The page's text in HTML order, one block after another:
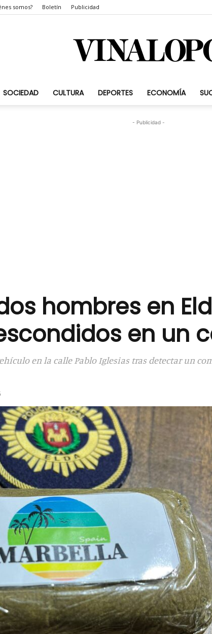
somos? Boletín Publicidad
Vinalopó.com
SOCIEDAD CULTURA DEPORTES ECONOMÍA
- Publicidad -
hombres en
en un
en la calle Pablo Iglesias tras detectar un